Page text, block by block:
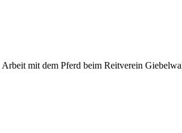
mit dem Pferd beim Reitverein